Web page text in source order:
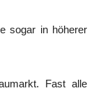
sogar in höherer
Fast alle